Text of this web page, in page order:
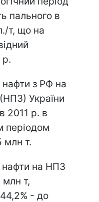
пального в
т, що на
р.
нафти з РФ на
України
2011 р. в
періодом
млн т.
нафти на НПЗ
млн т,
- до